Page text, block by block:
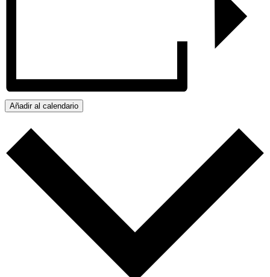
Añadir al calendario